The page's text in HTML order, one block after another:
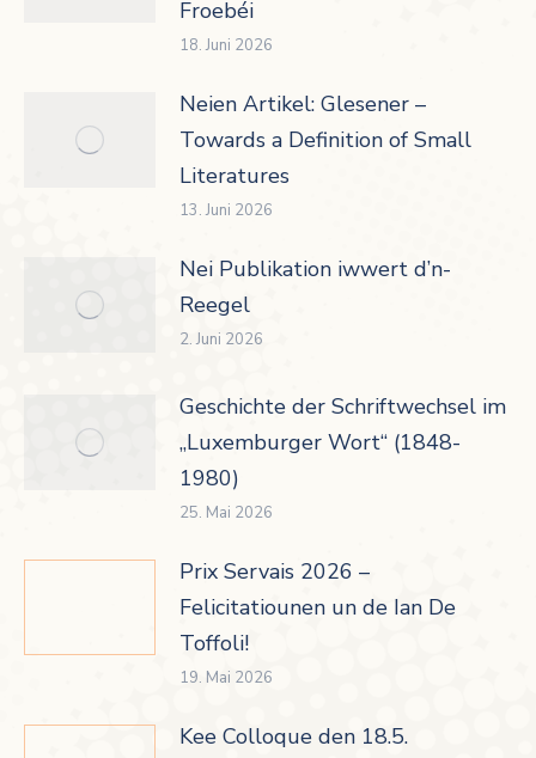
Froebéi
18. Juni 2026
Neien Artikel: Glesener –
Towards a Definition of Small
Literatures
13. Juni 2026
Nei Publikation iwwert d’n-
Reegel
2. Juni 2026
Geschichte der Schriftwechsel im
„Luxemburger Wort“ (1848-
1980)
25. Mai 2026
Prix Servais 2026 –
Felicitatiounen un de Ian De
Toffoli!
19. Mai 2026
Kee Colloque den 18.5.